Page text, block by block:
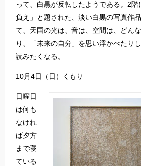
って、白黒が反転したようである。2階
負え」と題された、淡い白黒の写真作
て、天国の光は、音は、空間は、どん
り、「未来の自分」を思い浮かべたり
読みたくなる。
10月4日（日）くもり
日曜日
は何も
なけれ
ば夕方
まで寝
ている